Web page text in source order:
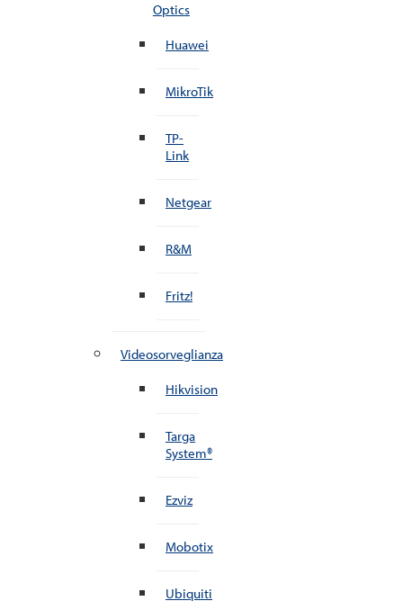
Optics
Huawei
MikroTik
TP-
Link
Netgear
R&M
Fritz!
Videosorveglianza
Hikvision
Targa
System®
Ezviz
Mobotix
Ubiquiti